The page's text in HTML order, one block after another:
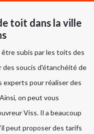
toit dans la ville
subis par les toits des
soucis d'étanchéité de
experts pour réaliser des
on peut vous
Viss. Il a beaucoup
peut proposer des tarifs